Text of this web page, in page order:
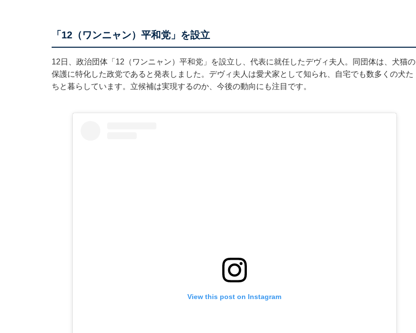
「12（ワンニャン）平和党」を設立
12日、政治団体「12（ワンニャン）平和党」を設立し、代表に就任したデヴィ夫人。同団体は、犬猫の
保護に特化した政党であると発表しました。デヴィ夫人は愛犬家として知られ、自宅でも数多くの犬た
ちと暮らしています。立候補は実現するのか、今後の動向にも注目です。
View this post on Instagram